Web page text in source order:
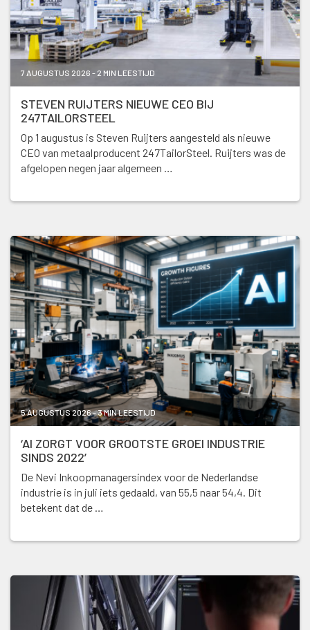
7 AUGUSTUS 2026 - 2 MIN LEESTIJD
STEVEN RUIJTERS NIEUWE CEO BIJ
247TAILORSTEEL
Op 1 augustus is Steven Ruijters aangesteld als nieuwe
CEO van metaalproducent 247TailorSteel. Ruijters was de
afgelopen negen jaar algemeen …
5 AUGUSTUS 2026 - 3 MIN LEESTIJD
‘AI ZORGT VOOR GROOTSTE GROEI INDUSTRIE
SINDS 2022’
De Nevi Inkoopmanagersindex voor de Nederlandse
industrie is in juli iets gedaald, van 55,5 naar 54,4. Dit
betekent dat de …